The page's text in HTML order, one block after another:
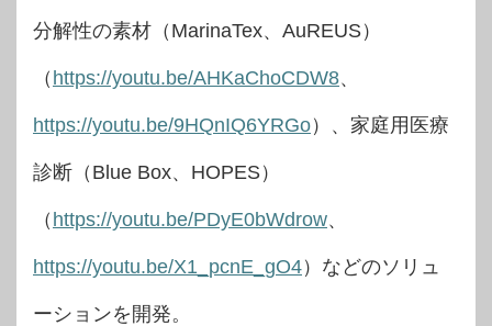
分解性の素材（MarinaTex、AuREUS）
（ https://youtu.be/AHKaChoCDW8、
https://youtu.be/9HQnIQ6YRGo）、家庭用医療
診断（Blue Box、HOPES）
（ https://youtu.be/PDyE0bWdrow、
https://youtu.be/X1_pcnE_gO4）などのソリュ
ーションを開発。